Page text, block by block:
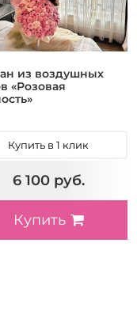
из воздушных
«Розовая
Купить в 1 клик
6 100 руб.
Купить